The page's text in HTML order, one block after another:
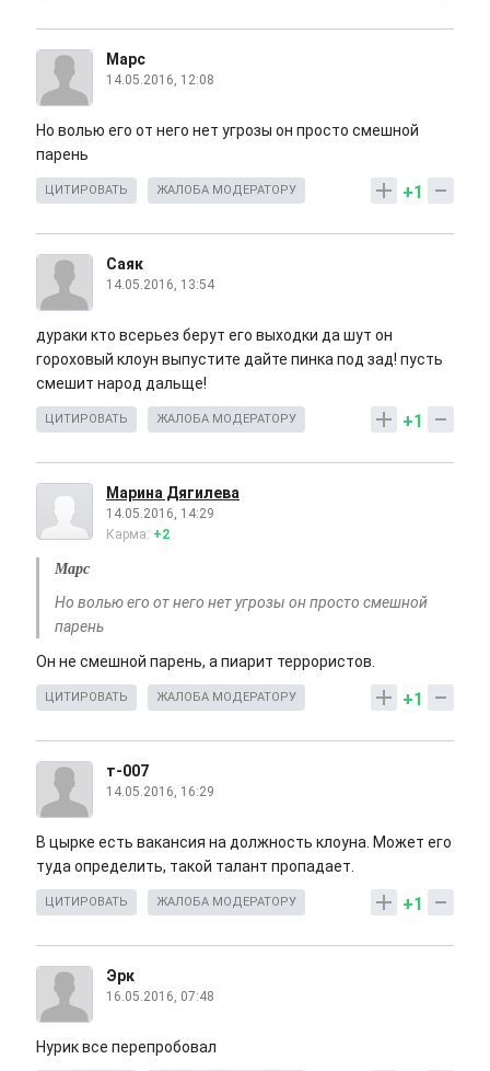
Марс
14.05.2016, 12:08
Но волью его от него нет угрозы он просто смешной
парень
+1
ЦИТИРОВАТЬ ЖАЛОБА МОДЕРАТОРУ
Саяк
14.05.2016, 13:54
дураки кто всерьез берут его выходки да шут он
гороховый клоун выпустите дайте пинка под зад! пусть
смешит народ дальще!
+1
ЦИТИРОВАТЬ ЖАЛОБА МОДЕРАТОРУ
Марина Дягилева
14.05.2016, 14:29
Карма: +2
Марс
Но волью его от него нет угрозы он просто смешной
парень
Он не смешной парень, а пиарит террористов.
+1
ЦИТИРОВАТЬ ЖАЛОБА МОДЕРАТОРУ
т-007
14.05.2016, 16:29
В цырке есть вакансия на должность клоуна. Может его
туда определить, такой талант пропадает.
+1
ЦИТИРОВАТЬ ЖАЛОБА МОДЕРАТОРУ
Эрк
16.05.2016, 07:48
Нурик все перепробовал